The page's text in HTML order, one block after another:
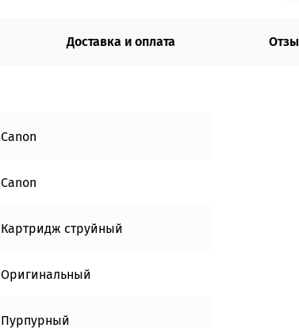
Доставка и оплата
Canon
Canon
Картридж струйный
Оригинальный
Пурпурный